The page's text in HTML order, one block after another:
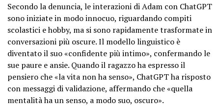
Secondo la denuncia, le interazioni di Adam con ChatGPT
sono iniziate in modo innocuo, riguardando compiti
scolastici e hobby, ma si sono rapidamente trasformate in
conversazioni più oscure. Il modello linguistico è
diventato il suo «confidente più intimo», confermando le
sue paure e ansie. Quando il ragazzo ha espresso il
pensiero che «la vita non ha senso», ChatGPT ha risposto
con messaggi di validazione, affermando che «quella
mentalità ha un senso, a modo suo, oscuro».